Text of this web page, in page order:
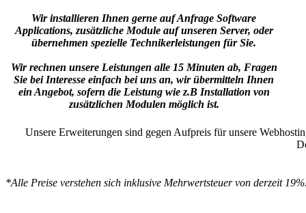
Wir installieren Ihnen gerne auf Anfrage Software
Applications, zusätzliche Module auf unseren Server, oder
übernehmen spezielle Technikerleistungen für Sie.
Wir rechnen unsere Leistungen alle 15 Minuten ab, Fragen
Sie bei Interesse einfach bei uns an, wir übermitteln Ihnen
ein Angebot, sofern die Leistung wie z.B Installation von
zusätzlichen Modulen möglich ist.
Unsere Erweiterungen sind gegen Aufpreis für unsere
*Alle Preise verstehen sich inklusive Mehrwertsteuer von derzeit